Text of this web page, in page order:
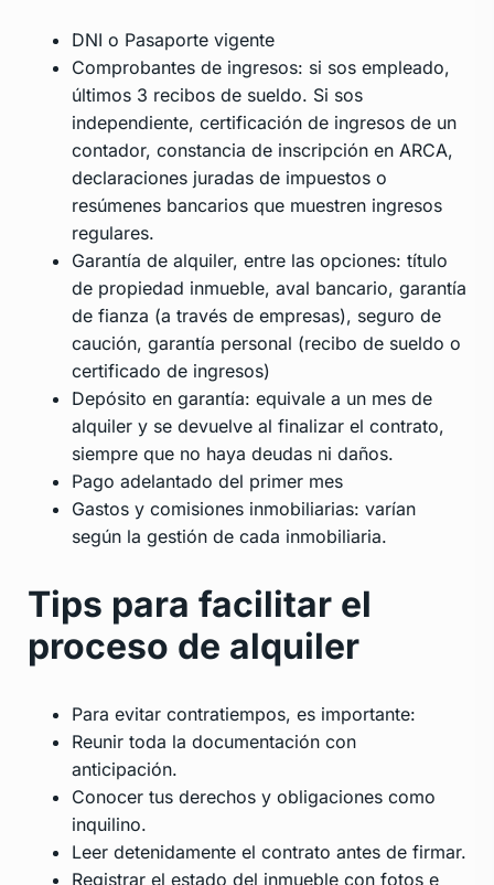
DNI o Pasaporte vigente
Comprobantes de ingresos: si sos empleado,
últimos 3 recibos de sueldo. Si sos
independiente, certificación de ingresos de un
contador, constancia de inscripción en ARCA,
declaraciones juradas de impuestos o
resúmenes bancarios que muestren ingresos
regulares.
Garantía de alquiler, entre las opciones: título
de propiedad inmueble, aval bancario, garantía
de fianza (a través de empresas), seguro de
caución, garantía personal (recibo de sueldo o
certificado de ingresos)
Depósito en garantía: equivale a un mes de
alquiler y se devuelve al finalizar el contrato,
siempre que no haya deudas ni daños.
Pago adelantado del primer mes
Gastos y comisiones inmobiliarias: varían
según la gestión de cada inmobiliaria.
Tips para facilitar el
proceso de alquiler
Para evitar contratiempos, es importante:
Reunir toda la documentación con
anticipación.
Conocer tus derechos y obligaciones como
inquilino.
Leer detenidamente el contrato antes de firmar.
Registrar el estado del inmueble con fotos e